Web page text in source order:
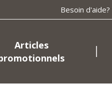
Besoin d'aide?
Articles